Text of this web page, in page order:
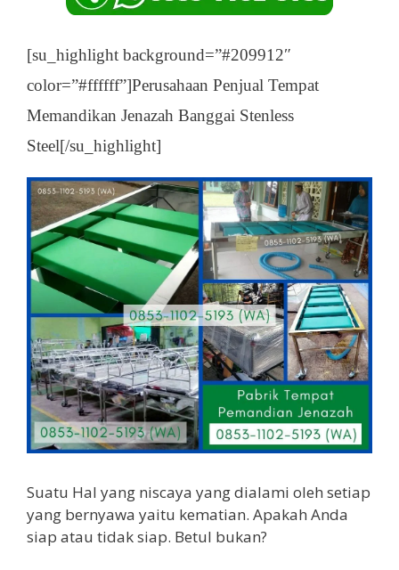
[su_highlight background=”#209912″
color=”#ffffff”]Perusahaan Penjual Tempat
Memandikan Jenazah Banggai Stenless
Steel[/su_highlight]
Suatu Hal yang niscaya yang dialami oleh setiap
yang bernyawa yaitu kematian. Apakah Anda
siap atau tidak siap. Betul bukan?